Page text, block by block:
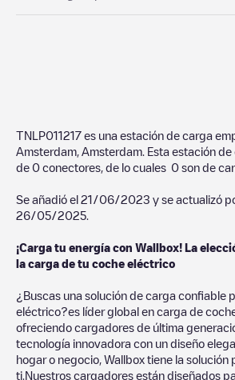
TNLP011217 es una estación de carga
Amsterdam Amsterdam . Esta estación
de 0 conectores, de lo cuales 0 son de
Se añadió el 21/06/2023 y se actualizó
26/05/2025
¡Carga tu energía con Wallbox! La
la carga de tu coche eléctrico
¿Buscas una solución de carga confiable
eléctrico?es líder global en carga de
ofreciendo cargadores de última
tecnología innovadora con un diseño
hogar o negocio, Wallbox tiene la solución
ti.Nuestros cargadores están diseñados